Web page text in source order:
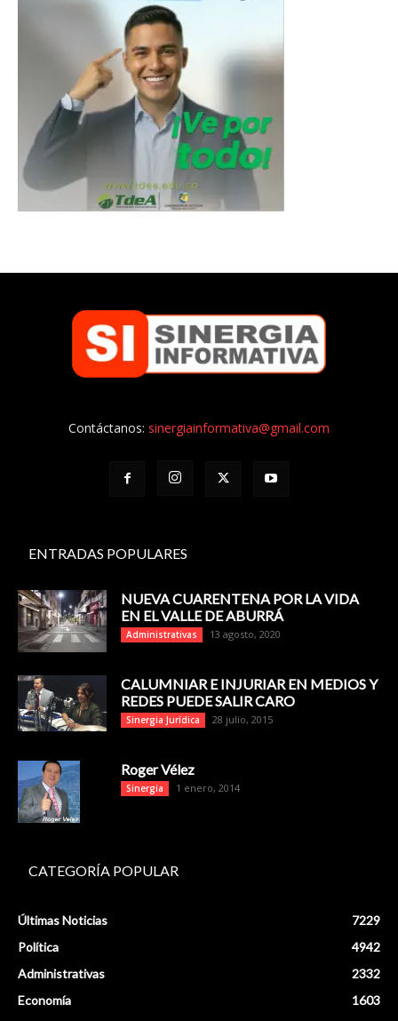
Contáctanos: sinergiainformativa@gmail.com
ENTRADAS POPULARES
NUEVA CUARENTENA POR LA VIDA
EN EL VALLE DE ABURRÁ
Administrativas 13 agosto, 2020
CALUMNIAR E INJURIAR EN MEDIOS Y
REDES PUEDE SALIR CARO
Sinergia Jurídica 28 julio, 2015
Roger Vélez
Sinergia 1 enero, 2014
CATEGORÍA POPULAR
Últimas Noticias
7229
Política
4942
Administrativas
2332
Economía
1603